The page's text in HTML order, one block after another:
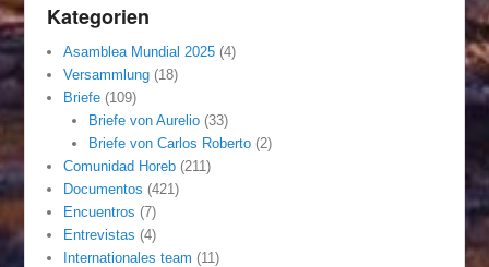
Kategorien
Asamblea Mundial 2025 (4)
Versammlung (18)
Briefe (109)
Briefe von Aurelio(33)
Briefe von Carlos Roberto(2)
Comunidad Horeb (211)
Documentos (421)
Encuentros (7)
Entrevistas (4)
Internationales team (11)